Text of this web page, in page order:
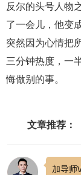
反尔的头号人物
了一会儿，他变
突然因为心情把
三分钟热度，一
悔做别的事。
文章推荐：
加导师